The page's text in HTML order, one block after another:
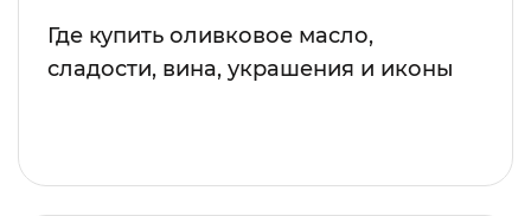
Где купить оливковое масло,
сладости, вина, украшения и иконы